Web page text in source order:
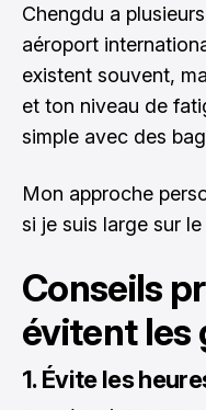
Chengdu a
aéroport
existent souvent,
et ton niveau de
simple avec des
Mon approche
si je suis large sur
Conseils
évitent les
1. Évite les